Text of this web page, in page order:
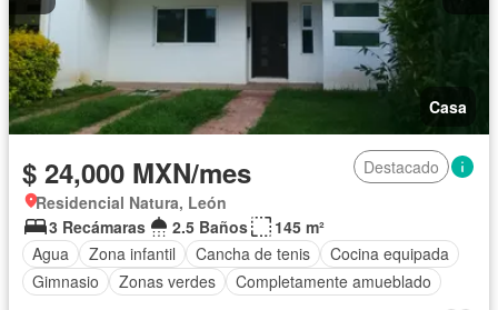
Casa
$ 24,000 MXN/mes
Destacado
Residencial Natura, León
3 Recámaras
2.5 Baños
145 m²
Agua
Zona infantil Cancha de tenis
Cocina equipada
Gimnasio
Zonas verdes Completamente amueblado